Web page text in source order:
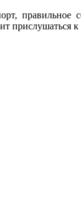
прислушаться